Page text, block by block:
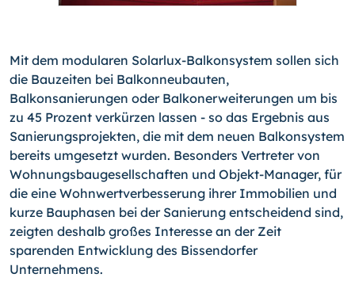
Mit dem modularen Solarlux-Balkonsystem sollen sich
die Bauzeiten bei Balkonneubauten,
Balkonsanierungen oder Balkonerweiterungen um bis
zu 45 Prozent verkürzen lassen - so das Ergebnis aus
Sanierungsprojekten, die mit dem neuen Balkonsystem
bereits umgesetzt wurden. Besonders Vertreter von
Wohnungsbaugesellschaften und Objekt-Manager, für
die eine Wohnwertverbesserung ihrer Immobilien und
kurze Bauphasen bei der Sanierung entscheidend sind,
zeigten deshalb großes Interesse an der Zeit
sparenden Entwicklung des Bissendorfer
Unternehmens.